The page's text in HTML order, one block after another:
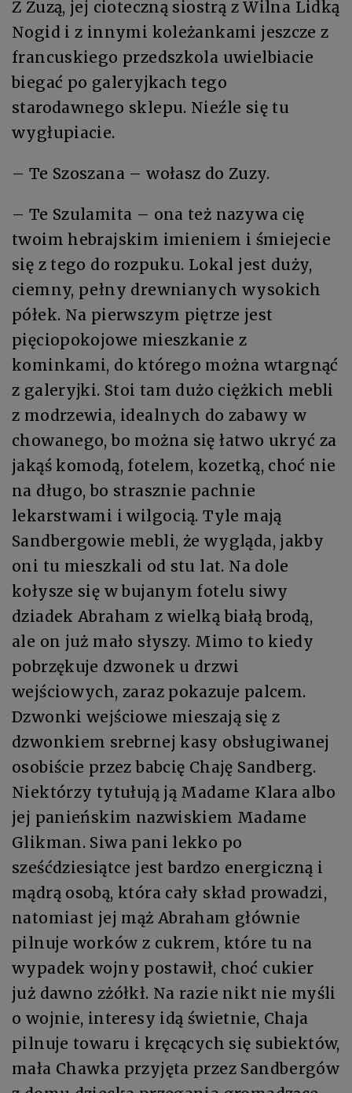
Z Zuzą, jej cioteczną siostrą z Wilna Lidką
Nogid i z innymi koleżankami jeszcze z
francuskiego przedszkola uwielbiacie
biegać po galeryjkach tego
starodawnego sklepu. Nieźle się tu
wygłupiacie.
– Te Szoszana – wołasz do Zuzy.
– Te Szulamita – ona też nazywa cię
twoim hebrajskim imieniem i śmiejecie
się z tego do rozpuku. Lokal jest duży,
ciemny, pełny drewnianych wysokich
półek. Na pierwszym piętrze jest
pięciopokojowe mieszkanie z
kominkami, do którego można wtargnąć
z galeryjki. Stoi tam dużo ciężkich mebli
z modrzewia, idealnych do zabawy w
chowanego, bo można się łatwo ukryć za
jakąś komodą, fotelem, kozetką, choć nie
na długo, bo strasznie pachnie
lekarstwami i wilgocią. Tyle mają
Sandbergowie mebli, że wygląda, jakby
oni tu mieszkali od stu lat. Na dole
kołysze się w bujanym fotelu siwy
dziadek Abraham z wielką białą brodą,
ale on już mało słyszy. Mimo to kiedy
pobrzękuje dzwonek u drzwi
wejściowych, zaraz pokazuje palcem.
Dzwonki wejściowe mieszają się z
dzwonkiem srebrnej kasy obsługiwanej
osobiście przez babcię Chaję Sandberg.
Niektórzy tytułują ją Madame Klara albo
jej panieńskim nazwiskiem Madame
Glikman. Siwa pani lekko po
sześćdziesiątce jest bardzo energiczną i
mądrą osobą, która cały skład prowadzi,
natomiast jej mąż Abraham głównie
pilnuje worków z cukrem, które tu na
wypadek wojny postawił, choć cukier
już dawno zżółkł. Na razie nikt nie myśli
o wojnie, interesy idą świetnie, Chaja
pilnuje towaru i kręcących się subiektów,
mała Chawka przyjęta przez Sandbergów